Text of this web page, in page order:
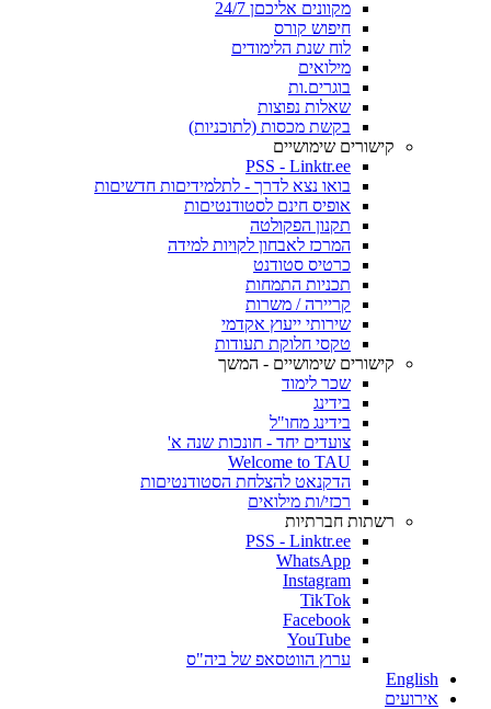
מקוונים אליכםן 24/7
חיפוש קורס
לוח שנת הלימודים
מילואים
בוגרים.ות
שאלות נפוצות
בקשת מכסות (לתוכניות)
קישורים שימושיים
PSS - Linktr.ee
בואו נצא לדרך - לתלמידיםות חדשיםות
אופיס חינם לסטודנטיםות
תקנון הפקולטה
המרכז לאבחון לקויות למידה
כרטיס סטודנט
תכניות התמחות
קריירה / משרות
שירותי ייעוץ אקדמי
טקסי חלוקת תעודות
קישורים שימושיים - המשך
שכר לימוד
בידינג
בידינג מחו"ל
צועדים יחד - חונכות שנה א'
Welcome to TAU
הדקנאט להצלחת הסטודנטיםות
רכזי/ות מילואים
רשתות חברתיות
PSS - Linktr.ee
WhatsApp
Instagram
TikTok
Facebook
YouTube
ערוץ הווטסאפ של ביה"ס
English
אירועים